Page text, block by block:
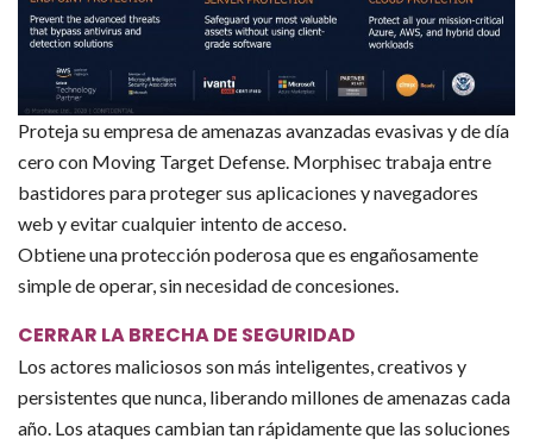
Proteja su empresa de amenazas avanzadas evasivas y de día
cero con Moving Target Defense. Morphisec trabaja entre
bastidores para proteger sus aplicaciones y navegadores
web y evitar cualquier intento de acceso.
Obtiene una protección poderosa que es engañosamente
simple de operar, sin necesidad de concesiones.
CERRAR LA BRECHA DE SEGURIDAD
Los actores maliciosos son más inteligentes, creativos y
persistentes que nunca, liberando millones de amenazas cada
año. Los ataques cambian tan rápidamente que las soluciones